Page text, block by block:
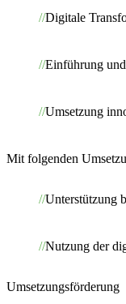
Digitale
Einführung
Umsetzung
Mit folgenden
Unterstützung
Nutzung der
Umsetzungsförderung